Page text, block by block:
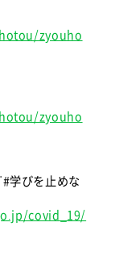
zyouho
zyouho
学びを止めな
covid_19/